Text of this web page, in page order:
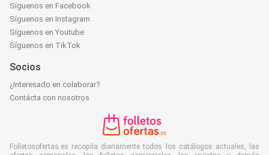
Síguenos en Facebook
Síguenos en Instagram
Síguenos en Youtube
Síguenos en TikTok
Socios
¿Interesado en colaborar?
Contácta con nosotros
Folletosofertas.es recopila diariamente todos los catálogos actuales, las